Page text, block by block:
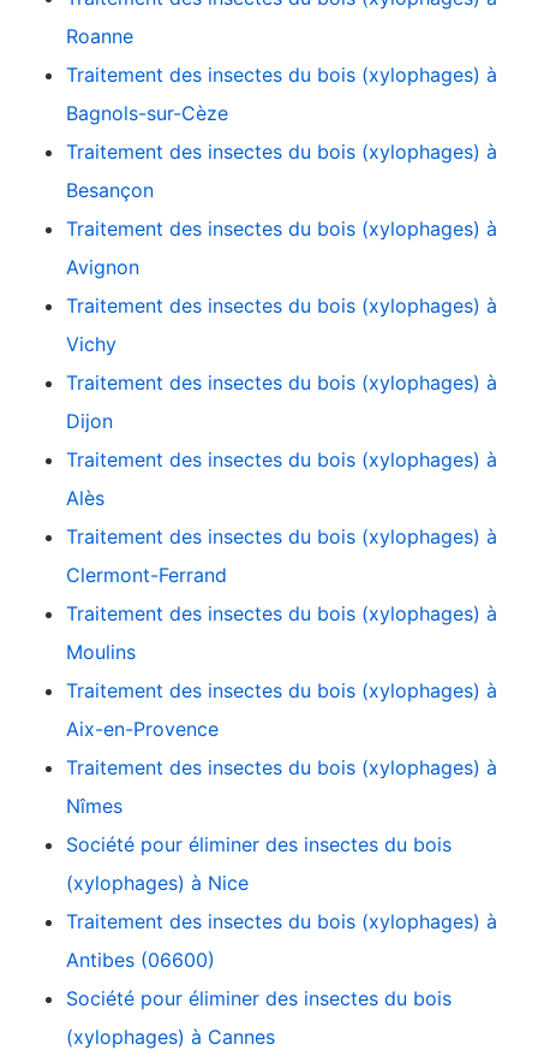
Roanne
Traitement des insectes du bois (xylophages) à
Bagnols-sur-Cèze
Traitement des insectes du bois (xylophages) à
Besançon
Traitement des insectes du bois (xylophages) à
Avignon
Traitement des insectes du bois (xylophages) à
Vichy
Traitement des insectes du bois (xylophages) à
Dijon
Traitement des insectes du bois (xylophages) à
Alès
Traitement des insectes du bois (xylophages) à
Clermont-Ferrand
Traitement des insectes du bois (xylophages) à
Moulins
Traitement des insectes du bois (xylophages) à
Aix-en-Provence
Traitement des insectes du bois (xylophages) à
Nîmes
Société pour éliminer des insectes du bois
(xylophages) à Nice
Traitement des insectes du bois (xylophages) à
Antibes (06600)
Société pour éliminer des insectes du bois
(xylophages) à Cannes